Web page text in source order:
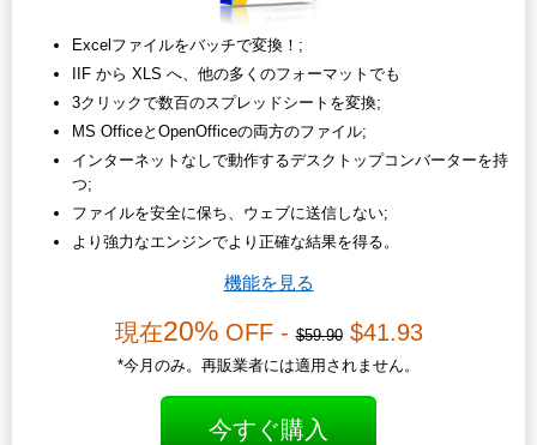
Excelファイルをバッチで変換！;
IIF から XLS へ、他の多くのフォーマットでも
3クリックで数百のスプレッドシートを変換;
MS OfficeとOpenOfficeの両方のファイル;
インターネットなしで動作するデスクトップコンバーターを持
つ;
ファイルを安全に保ち、ウェブに送信しない;
より強力なエンジンでより正確な結果を得る。
機能を見る
現在20%OFF -$59.90$41.93
*今月のみ。再販業者には適用されません。
今すぐ購入